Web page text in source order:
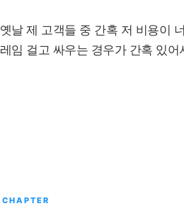
옛날 제 고객들 중 간혹 저 비용이
레임 걸고 싸우는 경우가 간혹 있